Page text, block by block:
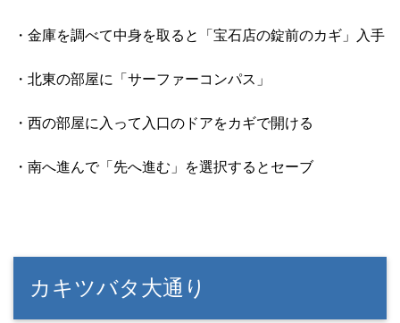
・金庫を調べて中身を取ると「宝石店の錠前のカギ」入手
・北東の部屋に「サーファーコンパス」
・西の部屋に入って入口のドアをカギで開ける
・南へ進んで「先へ進む」を選択するとセーブ
カキツバタ大通り